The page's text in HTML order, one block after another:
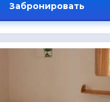
Забронировать